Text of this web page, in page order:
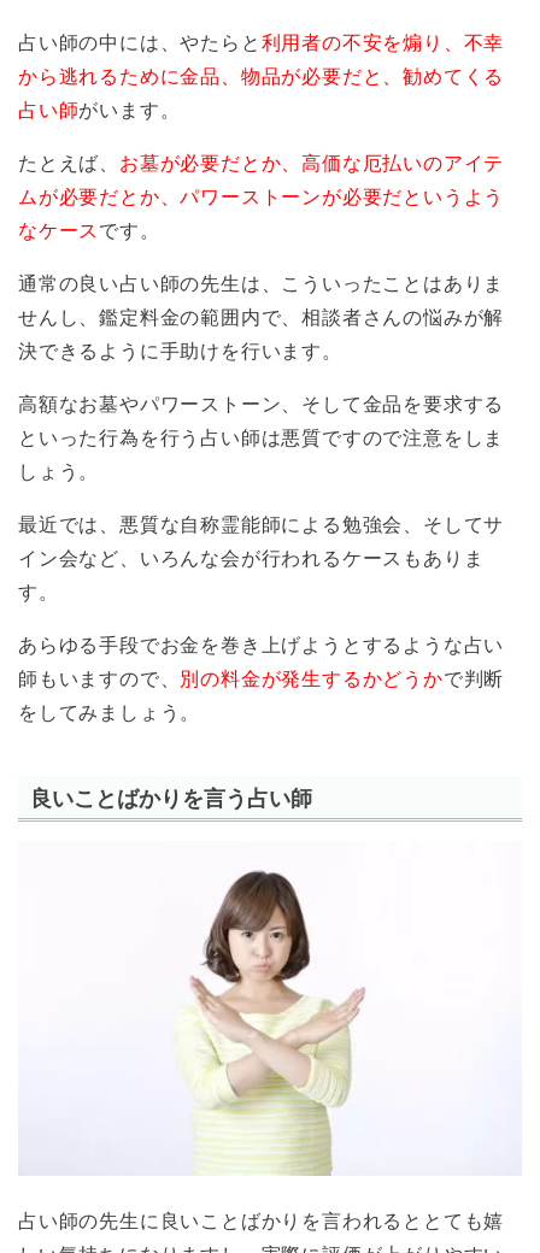
占い師の中には、やたらと 利用者の不安を煽り、不幸
から逃れるために金品、物品が必要だと、勧めてくる
占い師がいます。
たとえば、 お墓が必要だとか、高価な厄払いのアイテ
ムが必要だとか、パワーストーンが必要だというよう
なケース です。
通常の良い占い師の先生は、こういったことはありま
せんし、鑑定料金の範囲内で、相談者さんの悩みが解
決できるように手助けを行います。
高額なお墓やパワーストーン、そして金品を要求する
といった行為を行う占い師は悪質ですので注意をしま
しょう。
最近では、悪質な自称霊能師による勉強会、そしてサ
イン会など、いろんな会が行われるケースもありま
す。
あらゆる手段でお金を巻き上げようとするような占い
師もいますので、 別の料金が発生するかどうかで判断
をしてみましょう。
良いことばかりを言う占い師
占い師の先生に良いことばかりを言われるととても嬉